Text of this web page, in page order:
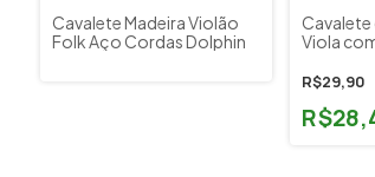
Cavalete Madeira Violão
Folk Aço Cordas Dolphin
Cavalete
Viola
R$29,90